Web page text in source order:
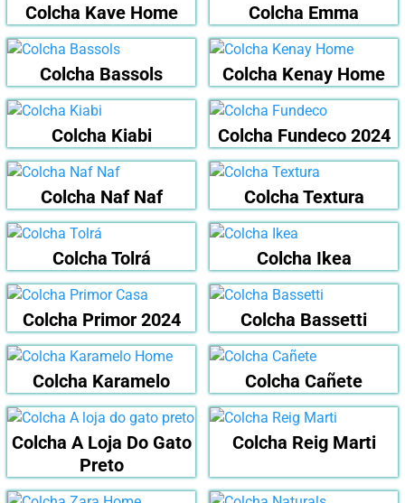
Colcha Kave Home Colcha Emma
Colcha Bassols Colcha Kenay Home
Colcha Kiabi Colcha Fundeco 2024
Colcha Naf Naf Colcha Textura
Colcha Tolrá Colcha Ikea
Colcha Primor 2024 Colcha Bassetti
Colcha Karamelo Colcha Cañete
Colcha A Loja Do Gato
Preto
Colcha Reig Marti